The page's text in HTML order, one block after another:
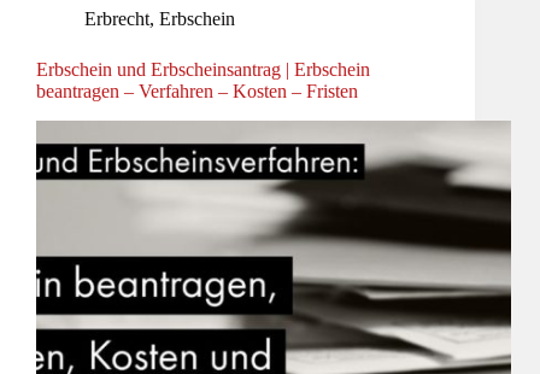
Erbrecht, Erbschein
Erbschein und Erbscheinsantrag | Erbschein
beantragen – Verfahren – Kosten – Fristen